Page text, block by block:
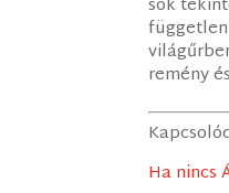
sok
remény
Ha nincs